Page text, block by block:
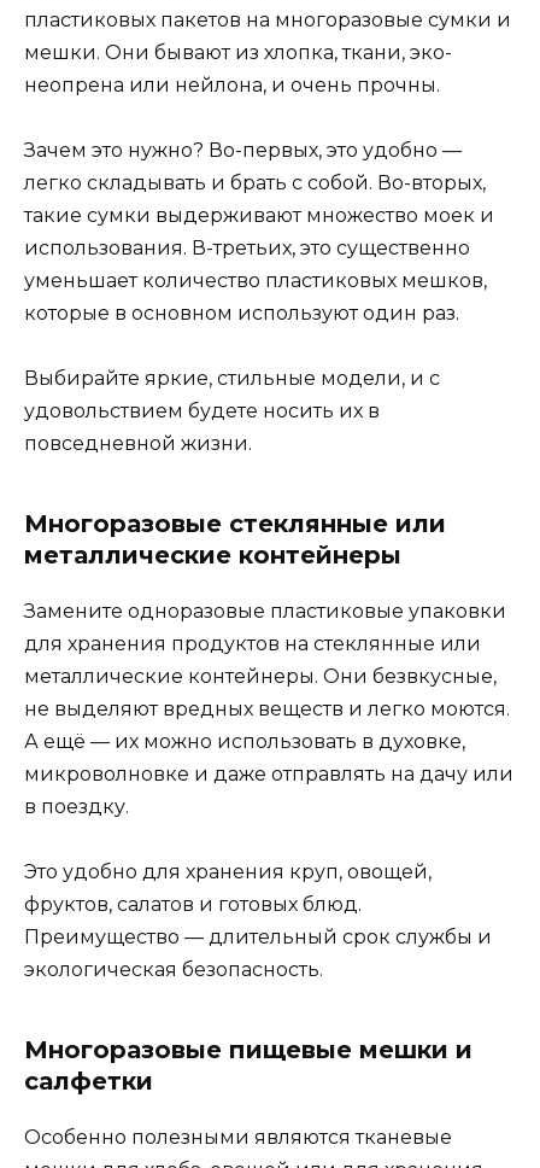
пластиковых пакетов на многоразовые сумки и
мешки. Они бывают из хлопка, ткани, эко-
неопрена или нейлона, и очень прочны.
Зачем это нужно? Во-первых, это удобно —
легко складывать и брать с собой. Во-вторых,
такие сумки выдерживают множество моек и
использования. В-третьих, это существенно
уменьшает количество пластиковых мешков,
которые в основном используют один раз.
Выбирайте яркие, стильные модели, и с
удовольствием будете носить их в
повседневной жизни.
Многоразовые стеклянные или
металлические контейнеры
Замените одноразовые пластиковые упаковки
для хранения продуктов на стеклянные или
металлические контейнеры. Они безвкусные,
не выделяют вредных веществ и легко моются.
А ещё — их можно использовать в духовке,
микроволновке и даже отправлять на дачу или
в поездку.
Это удобно для хранения круп, овощей,
фруктов, салатов и готовых блюд.
Преимущество — длительный срок службы и
экологическая безопасность.
Многоразовые пищевые мешки и
салфетки
Особенно полезными являются тканевые